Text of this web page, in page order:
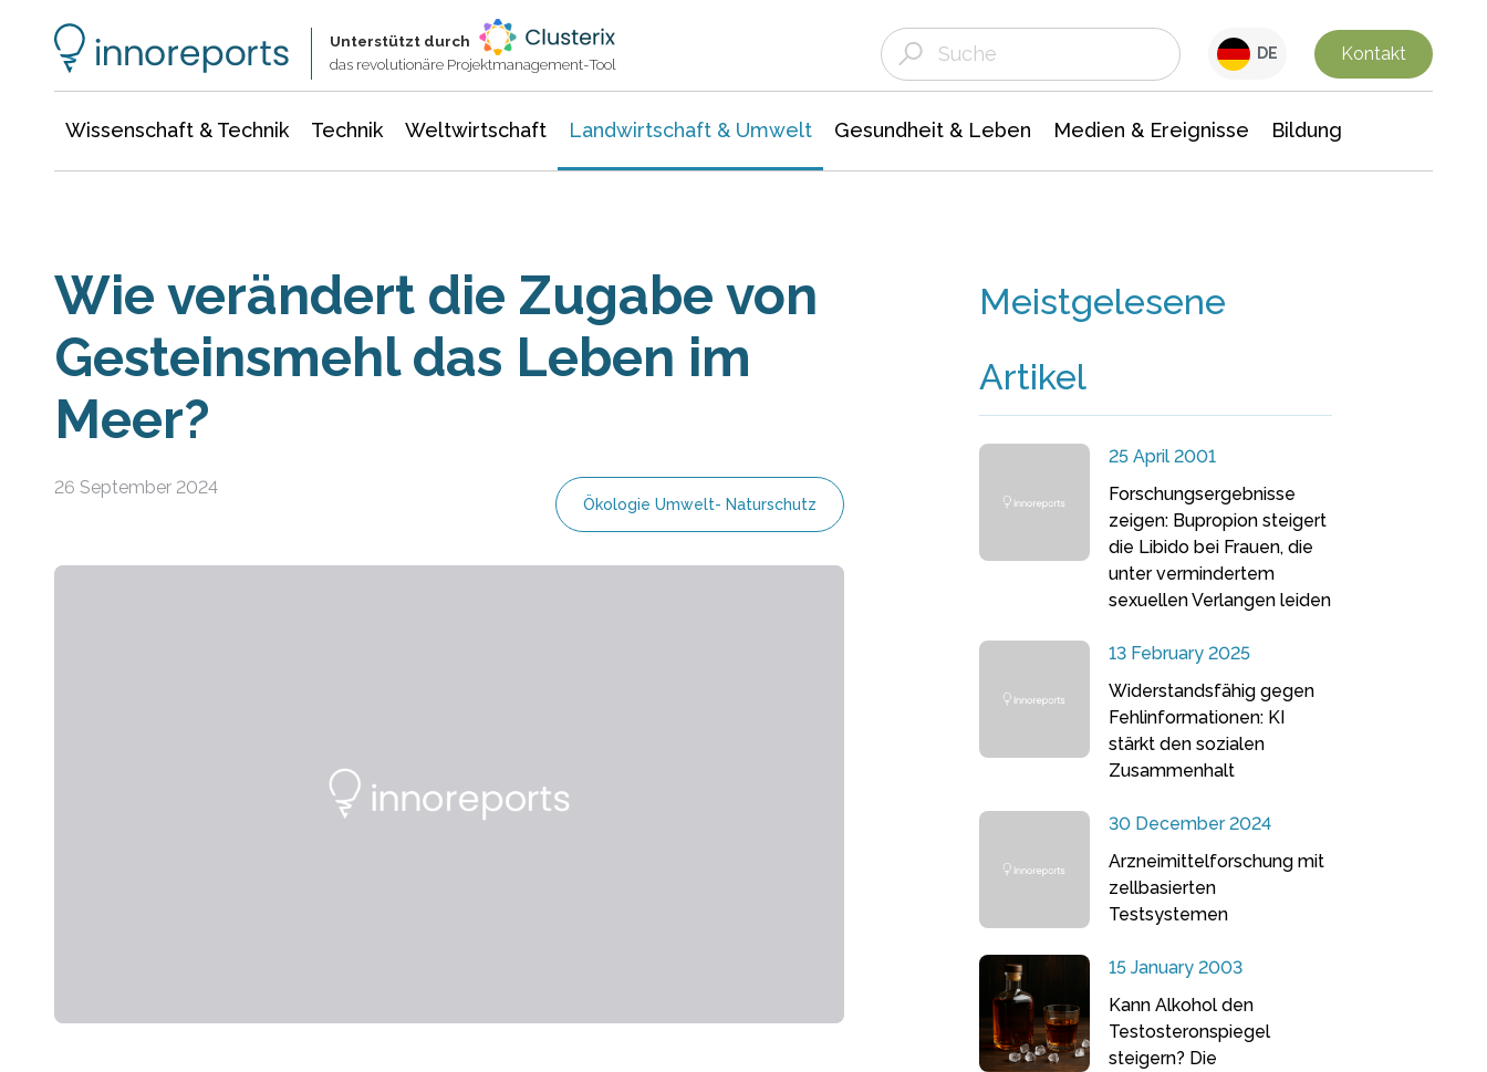
Unterstützt durch
das revolutionäre Projektmanagement-Tool
DE Kontakt
Wissenschaft & Technik Technik Weltwirtschaft Landwirtschaft & Umwelt Gesundheit & Leben Medien & Ereignisse Bildung
Wie verändert die Zugabe von
Gesteinsmehl das Leben im
Meer?
26 September 2024
Ökologie Umwelt- Naturschutz
Meistgelesene
Artikel
25 April 2001
Forschungsergebnisse
zeigen: Bupropion steigert
die Libido bei Frauen, die
unter vermindertem
sexuellen Verlangen leiden
13 February 2025
Widerstandsfähig gegen
Fehlinformationen: KI
stärkt den sozialen
Zusammenhalt
30 December 2024
Arzneimittelforschung mit
zellbasierten
Testsystemen
15 January 2003
Kann Alkohol den
Testosteronspiegel
steigern? Die